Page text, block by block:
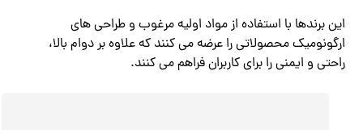
این برندها با استفاده از مواد اولیه مرغوب و طراحی های
ارگونومیک محصولاتی را عرضه می کنند که علاوه بر دوام بالا،
راحتی و ایمنی را برای کاربران فراهم می کنند.